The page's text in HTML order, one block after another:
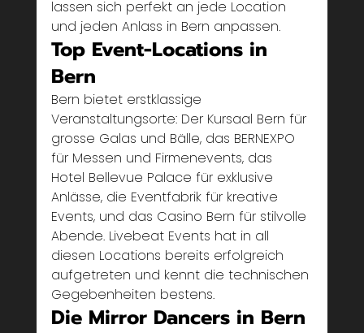
lassen sich perfekt an jede Location
und jeden Anlass in Bern anpassen.
Top Event-Locations in
Bern
Bern bietet erstklassige
Veranstaltungsorte: Der Kursaal Bern für
grosse Galas und Bälle, das BERNEXPO
für Messen und Firmenevents, das
Hotel Bellevue Palace für exklusive
Anlässe, die Eventfabrik für kreative
Events, und das Casino Bern für stilvolle
Abende. Livebeat Events hat in all
diesen Locations bereits erfolgreich
aufgetreten und kennt die technischen
Gegebenheiten bestens.
Die Mirror Dancers in Bern